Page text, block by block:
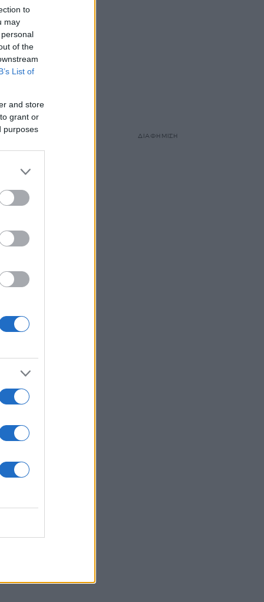
to
may
of the
List of
and store
grant or
purposes
ΔΙΑΦΗΜΙΣΗ